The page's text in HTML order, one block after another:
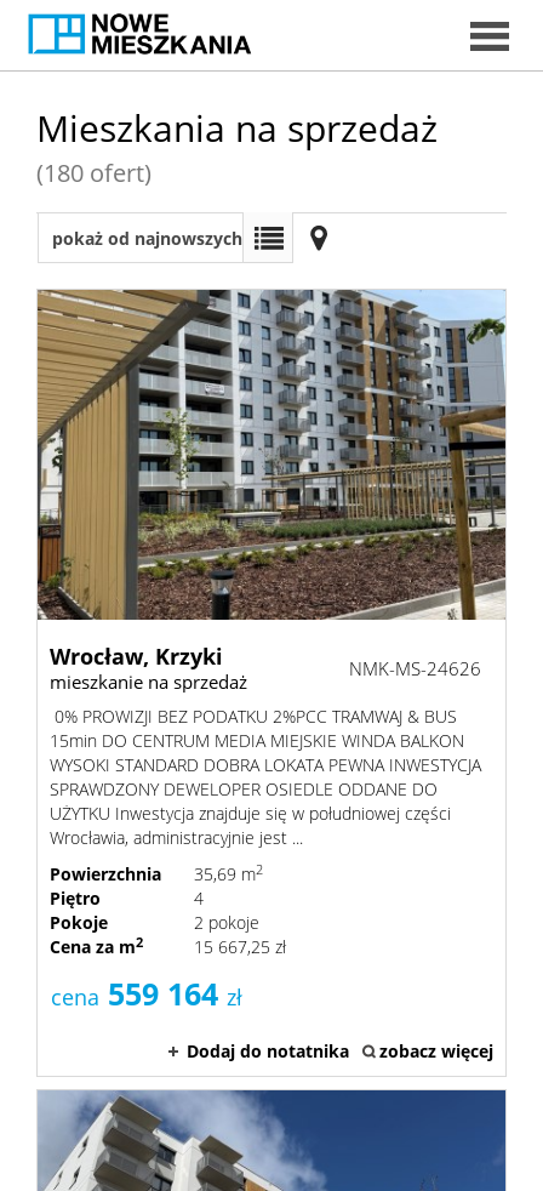
EKSPERCI
DORADCY
O
Mieszkania na sprzedaż
(180 ofert)
pokaż od najnowszych
Wrocław, Krzyki
mieszkanie na sprzedaż
NMK-MS-24626
0% PROWIZJI BEZ PODATKU 2%PCC TRAMWAJ & BUS
15min DO CENTRUM MEDIA MIEJSKIE WINDA BALKON
WYSOKI STANDARD DOBRA LOKATA PEWNA INWESTYCJA
SPRAWDZONY DEWELOPER OSIEDLE ODDANE DO
UŻYTKU Inwestycja znajduje się w południowej części
Wrocławia, administracyjnie jest ...
Powierzchnia
35,69 m2
Piętro
4
Pokoje
2 pokoje
Cena za m2 15 667,25 zł
cena 559 164 zł
Dodaj do notatnika zobacz więcej